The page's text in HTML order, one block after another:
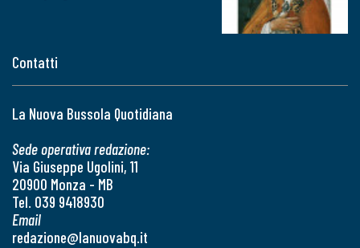
Contatti
La Nuova Bussola Quotidiana
Sede operativa redazione:
Via Giuseppe Ugolini, 11
20900 Monza - MB
Tel. 039 9418930
Email
redazione@lanuovabq.it